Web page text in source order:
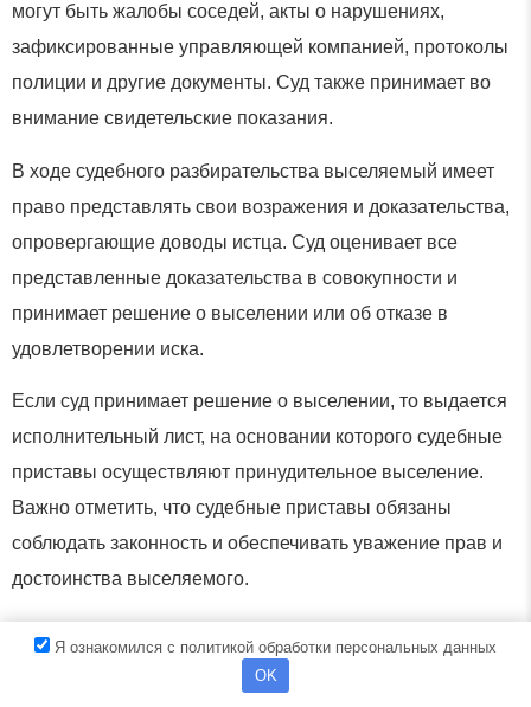
могут быть жалобы соседей, акты о нарушениях,
зафиксированные управляющей компанией, протоколы
полиции и другие документы. Суд также принимает во
внимание свидетельские показания.
В ходе судебного разбирательства выселяемый имеет
право представлять свои возражения и доказательства,
опровергающие доводы истца. Суд оценивает все
представленные доказательства в совокупности и
принимает решение о выселении или об отказе в
удовлетворении иска.
Если суд принимает решение о выселении, то выдается
исполнительный лист, на основании которого судебные
приставы осуществляют принудительное выселение.
Важно отметить, что судебные приставы обязаны
соблюдать законность и обеспечивать уважение прав и
достоинства выселяемого.
возможно только при условии предоставления
Я ознакомился с политикой обработки персональных данных
OK